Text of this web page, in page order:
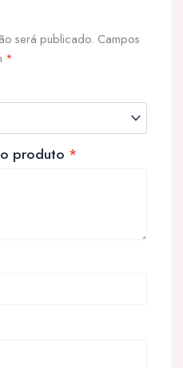
será publicado. Campos
*
produto *